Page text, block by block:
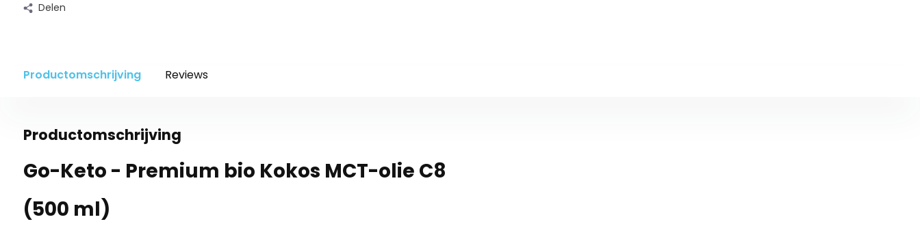
Delen
Productomschrijving Reviews
Productomschrijving
Go-Keto - Premium bio Kokos MCT-olie C8
(500 ml)